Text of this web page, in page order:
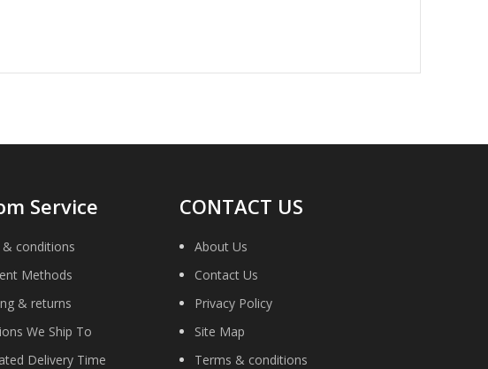
Service
& conditions
Methods
& returns
We Ship To
Delivery Time
CONTACT US
About Us
Contact Us
Privacy Policy
Site Map
Terms & conditions